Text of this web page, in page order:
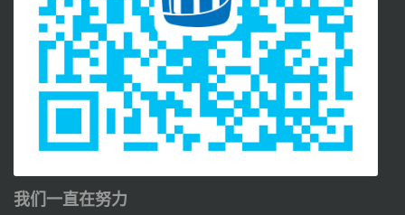
我们一直在努力